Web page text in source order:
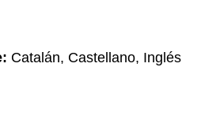
Catalán, Castellano, Inglés